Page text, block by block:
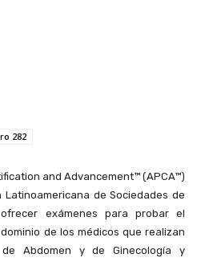
282
and Advancement™ (APCA™)
de Sociedades de
exámenes para probar el
de los médicos que realizan
Abdomen y de Ginecología y